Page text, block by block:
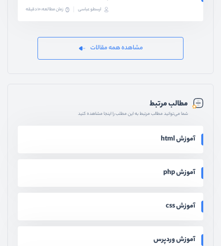
ارسطو عباسی زمان مطالعه: 10 دقیقه
مشاهده همه مقالات
مطالب مرتبط
شما می‌توانید مطالب مرتبط به این مطلب را اینجا مشاهده کنید
آموزش html
آموزش php
آموزش css
آموزش وردپرس